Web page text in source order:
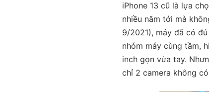
iPhone 13 cũ là lựa
nhiều năm tới mà
9/2021), máy đã có
nhóm máy cùng tầm,
inch gọn vừa tay.
chỉ 2 camera không